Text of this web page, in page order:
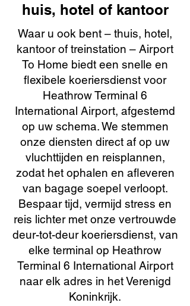
huis, hotel of kantoor
Waar u ook bent – thuis, hotel,
kantoor of treinstation – Airport
To Home biedt een snelle en
flexibele koeriersdienst voor
Heathrow Terminal 6
International Airport, afgestemd
op uw schema. We stemmen
onze diensten direct af op uw
vluchttijden en reisplannen,
zodat het ophalen en afleveren
van bagage soepel verloopt.
Bespaar tijd, vermijd stress en
reis lichter met onze vertrouwde
deur-tot-deur koeriersdienst, van
elke terminal op Heathrow
Terminal 6 International Airport
naar elk adres in het Verenigd
Koninkrijk.